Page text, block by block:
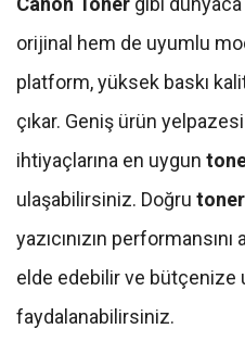
orijinal hem de uyumlu
platform, yüksek baskı
çıkar. Geniş ürün yelpazesi
ihtiyaçlarına en uygun
ulaşabilirsiniz. Doğru toner
yazıcınızın
elde edebilir ve bütçenize
faydalanabilirsiniz.